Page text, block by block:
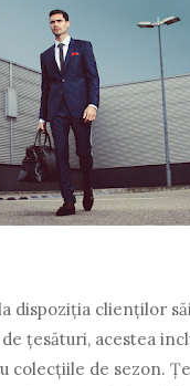
dispoziţia clienţilor
ţesături, acestea
colecţiile de sezon.